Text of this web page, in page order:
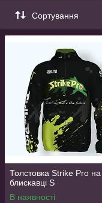
Сортування
Толстовка Strike Pro на
блискавці S
В наявності